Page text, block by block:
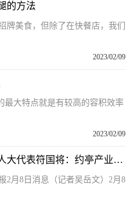
的方法
牌美食，但除了在快餐店，我们
2023/02/09
最大特点就是有较高的容积效率
2023/02/09
天天消息！市县两会丨文昌市人大代表符国将：约亭产业园入园企业项目达30个，完成总投资56亿元
2月8日消息（记者吴岳文）2月8